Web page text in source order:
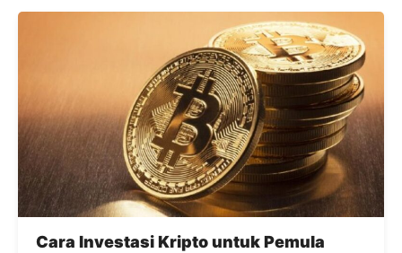
Cara Investasi Kripto untuk Pemula